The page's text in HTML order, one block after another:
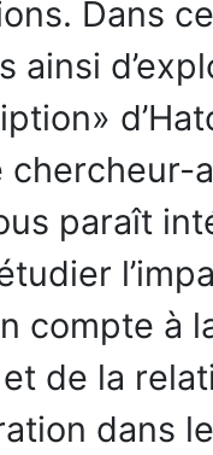
Dans
ainsi
paraît
compte à
de la
dans